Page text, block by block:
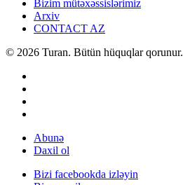
Bizim mütəxəssislərimiz
Arxiv
CONTACT AZ
© 2026 Turan. Bütün hüquqlar qorunur.
Abunə
Daxil ol
Bizi facebookda izləyin